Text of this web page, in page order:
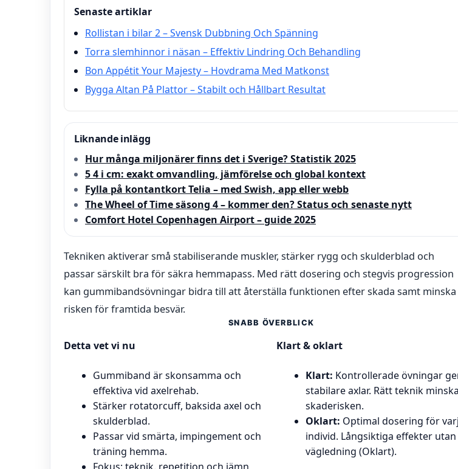
Senaste artiklar
Rollistan i bilar 2 – Svensk Dubbning Och Spänning
Torra slemhinnor i näsan – Effektiv Lindring Och Behandling
Bon Appétit Your Majesty – Hovdrama Med Matkonst
Bygga Altan På Plattor – Stabilt och Hållbart Resultat
Liknande inlägg
Hur många miljonärer finns det i Sverige? Statistik 2025
5 4 i cm: exakt omvandling, jämförelse och global kontext
Fylla på kontantkort Telia – med Swish, app eller webb
The Wheel of Time säsong 4 – kommer den? Status och senaste nytt
Comfort Hotel Copenhagen Airport – guide 2025
Tekniken aktiverar små stabiliserande muskler, stärker rygg och skulderblad och
passar särskilt bra för säkra hemmapass. Med rätt dosering och stegvis progression
kan gummibandsövningar bidra till att återställa funktionen efter skada samt minska
risken för framtida besvär.
SNABB ÖVERBLICK
Detta vet vi nu
Gummiband är skonsamma och
effektiva vid axelrehab.
Stärker rotatorcuff, baksida axel och
skulderblad.
Passar vid smärta, impingement och
träning hemma.
Klart & oklart
Klart: Kontrollerade övningar
stabilare axlar. Rätt teknik
skaderisken.
Oklart: Optimal dosering för
individ. Långsiktiga effekter utan
vägledning (Oklart).